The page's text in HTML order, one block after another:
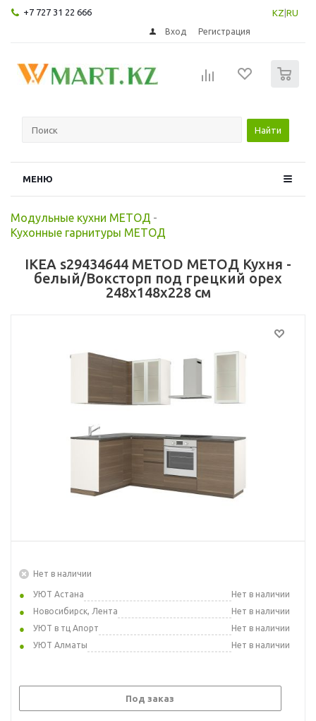
+7 727 31 22 666 KZ RU
Вход Регистрация
Найти
МЕНЮ
Модульные кухни МЕТОД -
Кухонные гарнитуры МЕТОД
IKEA s29434644 METOD МЕТОД Кухня -
белый/Воксторп под грецкий орех
248x148x228 см
Нет в наличии
УЮТ Астана
Нет в наличии
Новосибирск, Лента
Нет в наличии
УЮТ в тц Апорт
Нет в наличии
УЮТ Алматы
Нет в наличии
Под заказ